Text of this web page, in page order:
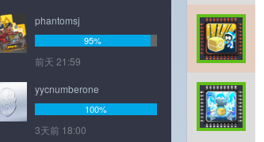
phantomsj
95%
前天 21:59
yycnumberone
100%
3天前 18:00